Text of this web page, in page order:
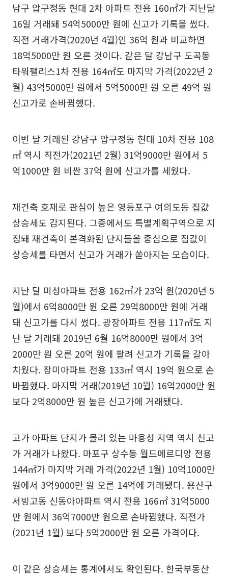
남구 압구정동 현대 2차 아파트 전용 160㎡가 지난달
16일 거래돼 54억5000만 원에 신고가 기록을 썼다.
직전 거래가격(2020년 4월)인 36억 원과 비교하면
18억5000만 원 오른 것이다. 같은 달 강남구 도곡동
타워팰리스1차 전용 164㎡도 마지막 가격(2022년 2
월) 43억5000만 원에서 5억5000만 원 오른 49억 원
신고가로 손바뀜했다.
이번 달 거래된 강남구 압구정동 현대 10차 전용 108
㎡ 역시 직전가(2021년 2월) 31억9000만 원에서 5
억1000만 원 비싼 37억 원에 신고가를 세웠다.
재건축 호재로 관심이 높은 영등포구 여의도동 집값
상승세도 감지된다. 그중에서도 특별계획구역으로 지
정돼 재건축이 본격화된 단지들을 중심으로 집값이
상승세를 타면서 신고가 거래가 쏟아지는 모습이다.
지난 달 미성아파트 전용 162㎡가 23억 원(2020년 5
월)에서 6억8000만 원 오른 29억8000만 원에 거래
돼 신고가를 다시 썼다. 광장아파트 전용 117㎡도 지
난 달 거래돼 2019년 6월 16억8000만 원에서 3억
2000만 원 오른 20억 원에 팔려 신고가 기록을 갈아
치웠다. 장미아파트 전용 133㎡ 역시 19억 원으로 손
바뀜했다. 마지막 거래(2019년 10월) 16억2000만 원
보다 2억8000만 원 높은 신고가에 거래됐다.
고가 아파트 단지가 몰려 있는 마용성 지역 역시 신고
가 거래가 나왔다. 마포구 상수동 월드메르디앙 전용
144㎡가 마지막 거래 가격(2022년 1월) 10억1000만
원에서 3억9000만 원 오른 14억에 거래됐다. 용산구
서빙고동 신동아아파트 역시 전용 166㎡ 31억5000
만 원에서 36억7000만 원으로 손바뀜했다. 직전가
(2021년 1월) 보다 5억2000만 원 오른 가격이다.
이 같은 상승세는 통계에서도 확인된다. 한국부동산